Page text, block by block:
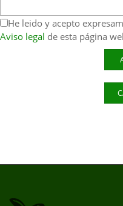
He leido y acepto
Aviso legal de esta página